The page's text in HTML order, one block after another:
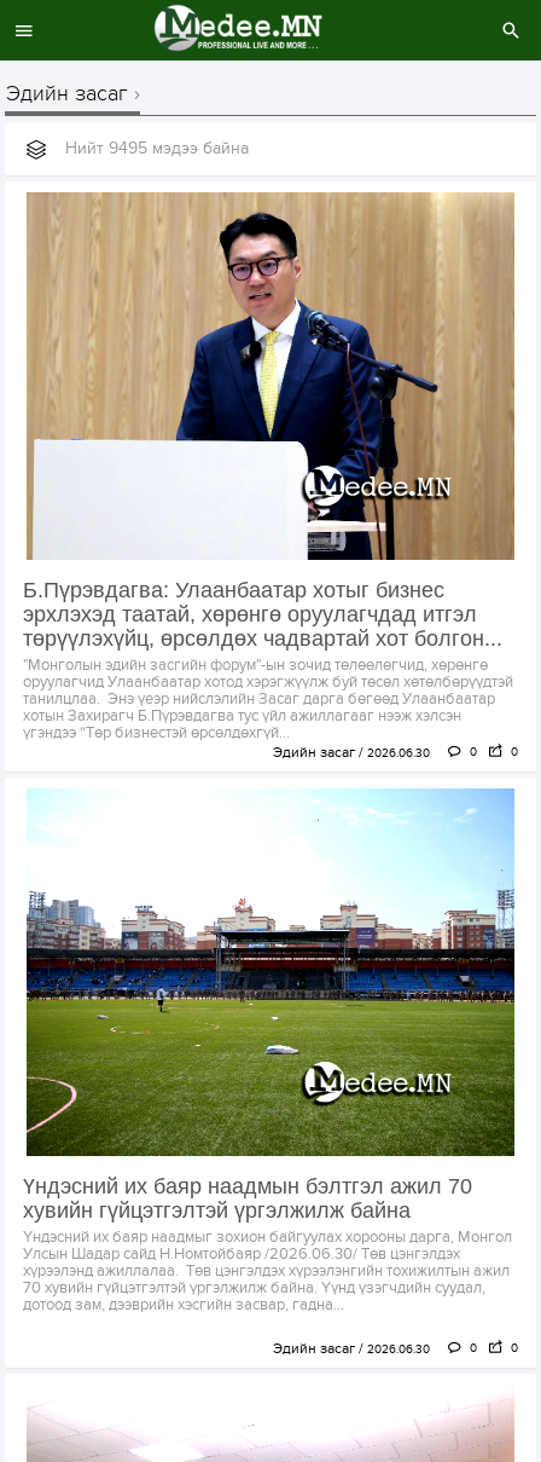
Эдийн засаг
Нийт 9495 мэдээ байна
Б.Пүрэвдагва: Улаанбаатар хотыг бизнес
эрхлэхэд таатай, хөрөнгө оруулагчдад итгэл
төрүүлэхүйц, өрсөлдөх чадвартай хот болгон...
"Монголын эдийн засгийн форум"-ын зочид төлөөлөгчид, хөрөнгө
оруулагчид Улаанбаатар хотод хэрэгжүүлж буй төсөл хөтөлбөрүүдтэй
танилцлаа. Энэ үеэр нийслэлийн Засаг дарга бөгөөд Улаанбаатар
хотын Захирагч Б.Пүрэвдагва тус үйл ажиллагааг нээж хэлсэн
үгэндээ “Төр бизнестэй өрсөлдөхгүй...
Эдийн засаг 2026.06.30 0 0
Үндэсний их баяр наадмын бэлтгэл ажил 70
хувийн гүйцэтгэлтэй үргэлжилж байна
Үндэсний их баяр наадмыг зохион байгуулах хорооны дарга, Монгол
Улсын Шадар сайд Н.Номтойбаяр /2026.06.30/ Төв цэнгэлдэх
хүрээлэнд ажиллалаа. Төв цэнгэлдэх хүрээлэнгийн тохижилтын ажил
70 хувийн гүйцэтгэлтэй үргэлжилж байна. Үүнд үзэгчдийн суудал,
дотоод зам, дээврийн хэсгийн засвар, гадна...
Эдийн засаг 2026.06.30 0 0